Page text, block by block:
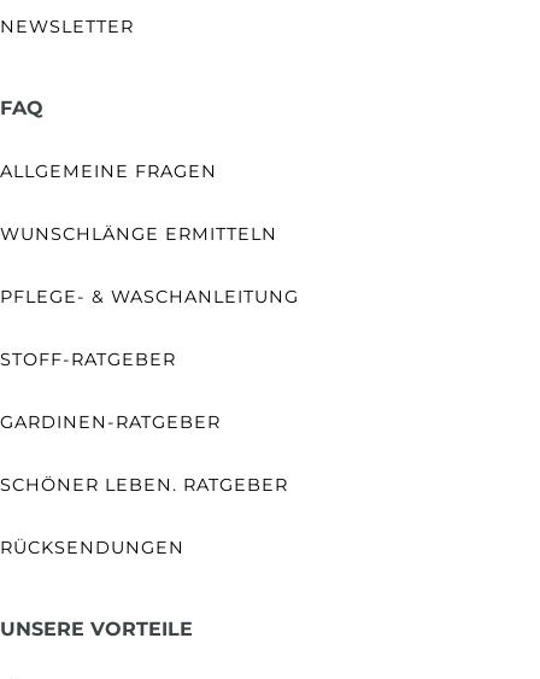
NEWSLETTER
FAQ
ALLGEMEINE FRAGEN
WUNSCHLÄNGE ERMITTELN
PFLEGE- & WASCHANLEITUNG
STOFF-RATGEBER
GARDINEN-RATGEBER
SCHÖNER LEBEN. RATGEBER
RÜCKSENDUNGEN
UNSERE VORTEILE